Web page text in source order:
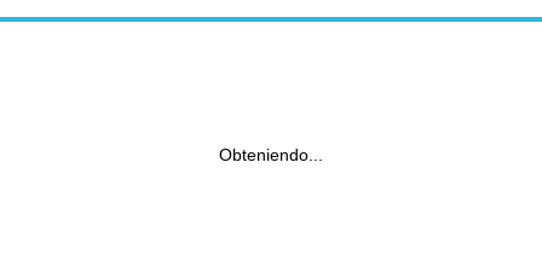
Obteniendo...